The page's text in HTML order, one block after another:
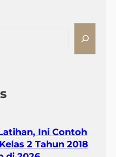
Ini Contoh
2 Tahun 2018